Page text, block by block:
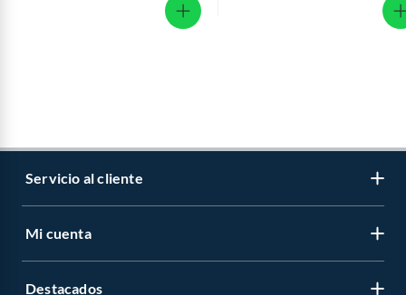
Servicio al cliente
Libro de reclamaciones
Mi cuenta
Regístrate
Destacados